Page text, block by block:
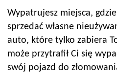
Wypatrujesz miejsca,
sprzedać własne
auto, które tylko zabiera
może przytrafił Ci się
swój pojazd do